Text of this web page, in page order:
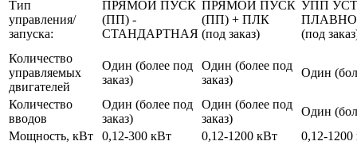
Тип
управления/
запуска:
ПРЯМОЙ ПУСК
(ПП) -
СТАНДАРТНАЯ
ПРЯМОЙ ПУСК
(ПП) + ПЛК
(под заказ)
УПП
(под
Количество
управляемых
двигателей
Один (более под
заказ)
Один (более под
заказ)
Один
Количество
вводов
Один (более под
заказ)
Один (более под
заказ)
Один
Мощность, кВт
0,12-300 кВт 0,12-1200 кВт 0,12-1200